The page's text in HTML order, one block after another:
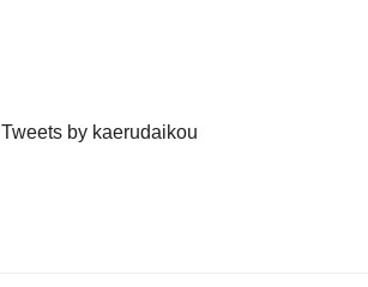
Tweets by kaerudaikou